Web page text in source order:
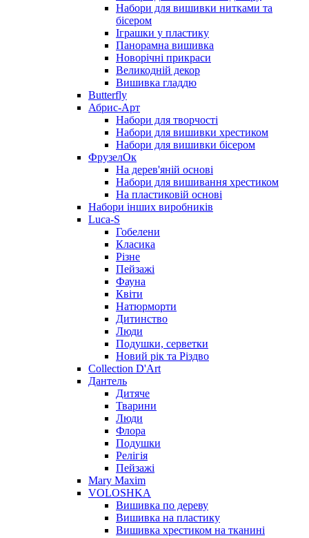
Набори для вишивки нитками та
бісером
Іграшки у пластику
Панорамна вишивка
Новорічні прикраси
Великодній декор
Вишивка гладдю
Butterfly
Абрис-Арт
Набори для творчості
Набори для вишивки хрестиком
Набори для вишивки бісером
ФрузелОк
На дерев'яній основі
Набори для вишивання хрестиком
На пластиковій основі
Набори інших виробників
Luca-S
Гобелени
Класика
Різне
Пейзажі
Фауна
Квіти
Натюрморти
Дитинство
Люди
Подушки, серветки
Новий рік та Різдво
Collection D'Art
Дантель
Дитяче
Тварини
Люди
Флора
Подушки
Релігія
Пейзажі
Mary Maxim
VOLOSHKA
Вишивка по дереву
Вишивка на пластику
Вишивка хрестиком на тканині